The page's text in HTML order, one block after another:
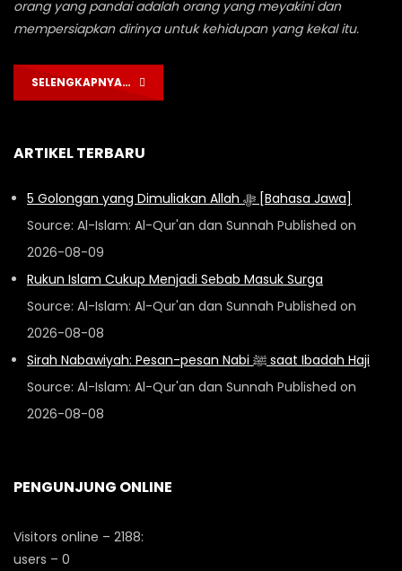
orang yang pandai adalah orang yang meyakini dan
mempersiapkan dirinya untuk kehidupan yang kekal itu.
SELENGKAPNYA…
ARTIKEL TERBARU
5 Golongan yang Dimuliakan Allah ﷻ [Bahasa Jawa]
Source: Al-Islam: Al-Qur'an dan Sunnah Published on
2026-08-09
Rukun Islam Cukup Menjadi Sebab Masuk Surga
Source: Al-Islam: Al-Qur'an dan Sunnah Published on
2026-08-08
Sirah Nabawiyah: Pesan-pesan Nabi ﷺ saat Ibadah Haji
Source: Al-Islam: Al-Qur'an dan Sunnah Published on
2026-08-08
PENGUNJUNG ONLINE
Visitors online – 2188:
users – 0